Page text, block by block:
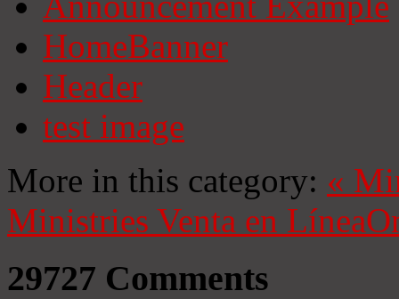
HomeBanner
Header
test image
More in this category: «
Ministries Venta en Línea
29727 Comments